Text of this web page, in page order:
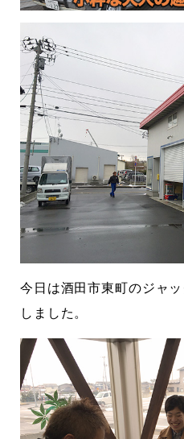
今日は酒田市東町のジャ
しました。
負けない
立ちたい
メンタ
益が残